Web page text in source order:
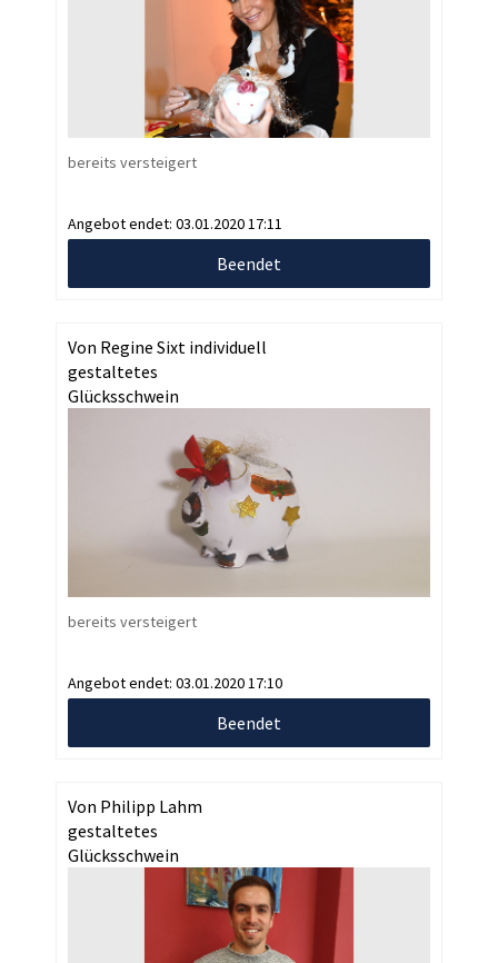
bereits versteigert
Angebot endet: 03.01.2020 17:11
Beendet
Von Regine Sixt individuell
gestaltetes
Glücksschwein
bereits versteigert
Angebot endet: 03.01.2020 17:10
Beendet
Von Philipp Lahm
gestaltetes
Glücksschwein